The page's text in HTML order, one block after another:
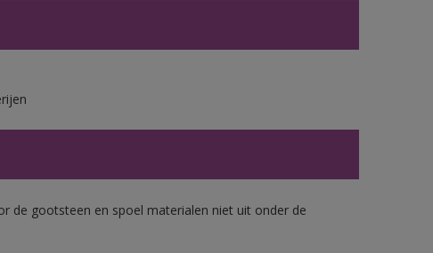
de gootsteen en spoel materialen niet uit onder de